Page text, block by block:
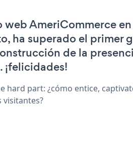
web AmeriCommerce en
ha superado el primer
de la
¡felicidades!
hard part: ¿cómo entice,
visitantes?